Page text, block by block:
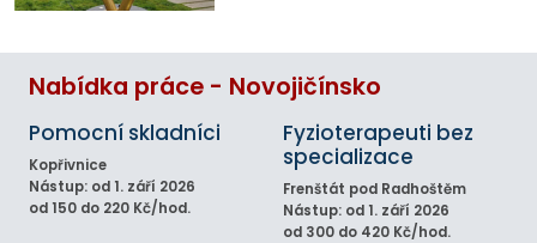
Nabídka práce - Novojičínsko
Pomocní skladníci
Kopřivnice
Nástup: od 1. září 2026
od 150 do 220 Kč/hod.
Fyzioterapeuti bez
specializace
Frenštát pod Radhoštěm
Nástup: od 1. září 2026
od 300 do 420 Kč/hod.